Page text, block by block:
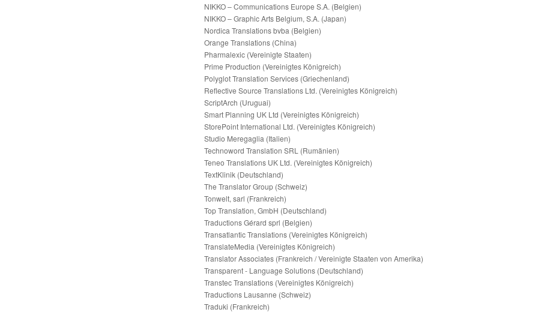
NIKKO – Communications Europe S.A. (Belgien)
NIKKO – Graphic Arts Belgium, S.A. (Japan)
Nordica Translations bvba (Belgien)
Orange Translations (China)
Pharmalexic (Vereinigte Staaten)
Prime Production (Vereinigtes Königreich)
Polyglot Translation Services (Griechenland)
Reflective Source Translations Ltd. (Vereinigtes Königreich)
ScriptArch (Uruguai)
Smart Planning UK Ltd (Vereinigtes Königreich)
StorePoint International Ltd. (Vereinigtes Königreich)
Studio Meregaglia (Italien)
Technoword Translation SRL (Rumänien)
Teneo Translations UK Ltd. (Vereinigtes Königreich)
TextKlinik (Deutschland)
The Translator Group (Schweiz)
Tonwelt, sarl (Frankreich)
Top Translation, GmbH (Deutschland)
Traductions Gérard sprl (Belgien)
Transatlantic Translations (Vereinigtes Königreich)
TranslateMedia (Vereinigtes Königreich)
Translator Associates (Frankreich / Vereinigte Staaten von Amerika)
Transparent - Language Solutions (Deutschland)
Transtec Translations (Vereinigtes Königreich)
Traductions Lausanne (Schweiz)
Traduki (Frankreich)